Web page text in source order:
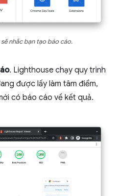
sẽ nhắc bạn tạo báo cáo.
. Lighthouse chạy quy trình
được lấy làm tâm điểm,
có báo cáo về kết quả.